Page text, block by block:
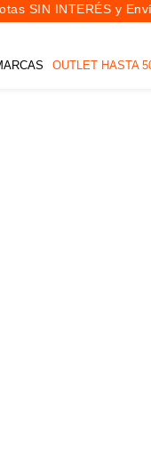
OUTLET HASTA
SIN INTERÉS y